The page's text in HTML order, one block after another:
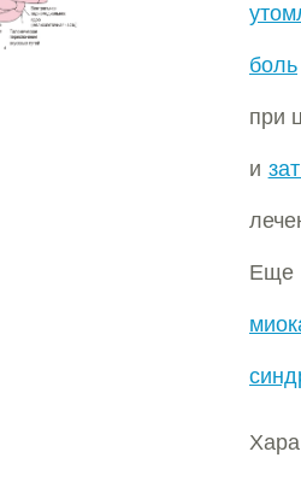
боль
при
и
Еще